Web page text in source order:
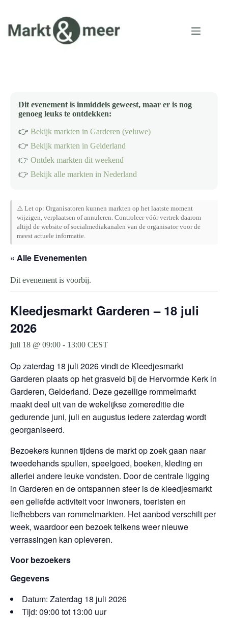
inhoud
Dit evenement is inmiddels geweest, maar er is nog
genoeg leuks te ontdekken:
👉 Bekijk markten in Garderen (veluwe)
👉 Bekijk markten in Gelderland
👉 Ontdek markten dit weekend
👉 Bekijk alle markten in Nederland
⚠️ Let op: Organisatoren kunnen markten op het laatste moment
wijzigen, verplaatsen of annuleren. Controleer vóór vertrek daarom
altijd de website of socialmediakanalen van de organisator voor de
meest actuele informatie.
« Alle Evenementen
Dit evenement is voorbij.
Kleedjesmarkt Garderen – 18 juli
2026
juli 18 @ 09:00 - 13:00 CEST
Op zaterdag 18 juli 2026 vindt de Kleedjesmarkt
Garderen plaats op het grasveld bij de Hervormde Kerk in
Garderen, Gelderland. Deze gezellige rommelmarkt
maakt deel uit van de wekelijkse zomereditie die
gedurende juni, juli en augustus iedere zaterdag wordt
georganiseerd.
Bezoekers kunnen tijdens de markt op zoek gaan naar
tweedehands spullen, speelgoed, boeken, kleding en
allerlei andere leuke vondsten. Door de centrale ligging
in Garderen en de ontspannen sfeer is de kleedjesmarkt
een geliefde activiteit voor inwoners, toeristen en
liefhebbers van rommelmarkten. Het aanbod verschilt per
week, waardoor een bezoek telkens weer nieuwe
verrassingen kan opleveren.
Voor bezoekers
Gegevens
Datum: Zaterdag 18 juli 2026
Tijd: 09:00 tot 13:00 uur